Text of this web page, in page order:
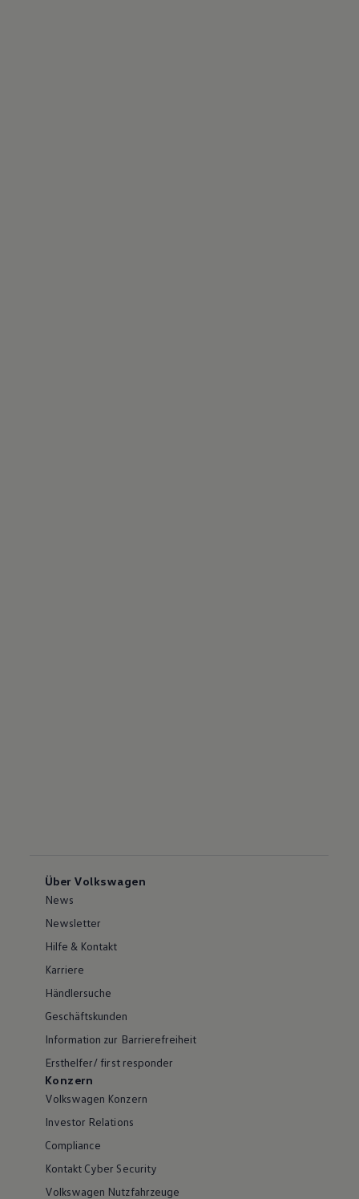
Über Volkswagen
News
Newsletter
Hilfe & Kontakt
Karriere
Händlersuche
Geschäftskunden
Information zur Barrierefreiheit
Ersthelfer/ first responder
Konzern
Volkswagen Konzern
Investor Relations
Compliance
Kontakt Cyber Security
Volkswagen Nutzfahrzeuge